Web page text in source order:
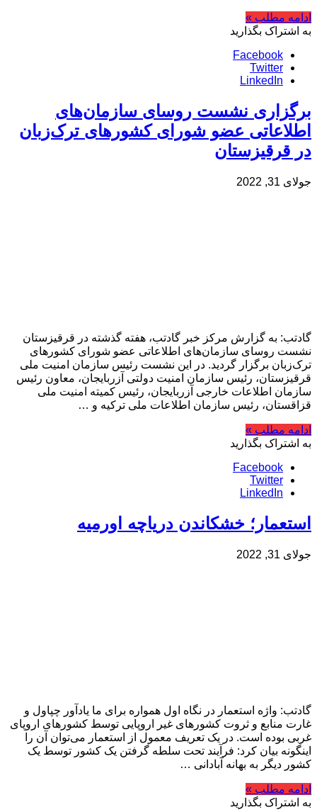
ادامه مطلب »
به اشتراک بگذارید
Facebook
Twitter
LinkedIn
برگزاری نشست روسای سازمان‌های
اطلاعاتی عضو شورای کشورهای ترک‌زبان
در قرقیزستان
جولای 31, 2022
گادتب: به گزارش مرکز خبر گادتب، هفته گذشته در قرقیزستان
نشست روسای سازمان‌های اطلاعاتی عضو شورای کشورهای
ترک‌زبان برگزار گردید. در این نشست رئیس سازمان امنیت ملی
قرقیزستان، رئیس سازمان امنیت دولتی آزربایجان، معاون رئیس
سازمان اطلاعات خارجی آزربایجان، رئیس کمیته امنیت ملی
قزاقستان، رئیس سازمان اطلاعات ملی ترکیه و …
ادامه مطلب »
به اشتراک بگذارید
Facebook
Twitter
LinkedIn
استعمار؛ خشکاندن دریاچه اورمیه
جولای 31, 2022
گادتب: واژه استعمار در نگاه اول همواره برای ما یادآور چپاول و
غارت منابع و ثروت‌ کشورهای غیر اروپایی توسط کشورهای اروپای
غربی بوده است. در یک تعریف معمول از استعمار می‌توان آن را
اینگونه بیان کرد: فرآیند تحت سلطه گرفتن یک کشور توسط یک
کشور دیگر به بهانه آبادانی …
ادامه مطلب »
به اشتراک بگذارید